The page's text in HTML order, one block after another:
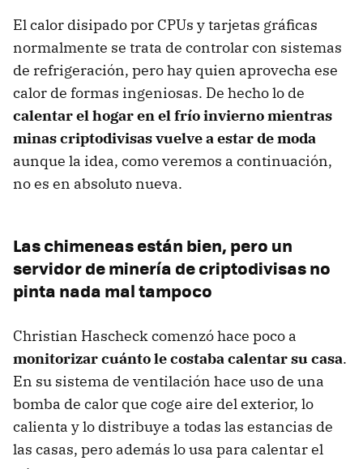
El calor disipado por CPUs y tarjetas gráficas
normalmente se trata de controlar con sistemas
de refrigeración, pero hay quien aprovecha ese
calor de formas ingeniosas. De hecho lo de
calentar el hogar en el frío invierno mientras
minas criptodivisas vuelve a estar de moda
aunque la idea, como veremos a continuación,
no es en absoluto nueva.
Las chimeneas están bien, pero un
servidor de minería de criptodivisas no
pinta nada mal tampoco
Christian Hascheck comenzó hace poco a
monitorizar cuánto le costaba calentar su casa.
En su sistema de ventilación hace uso de una
bomba de calor que coge aire del exterior, lo
calienta y lo distribuye a todas las estancias de
las casas, pero además lo usa para calentar el